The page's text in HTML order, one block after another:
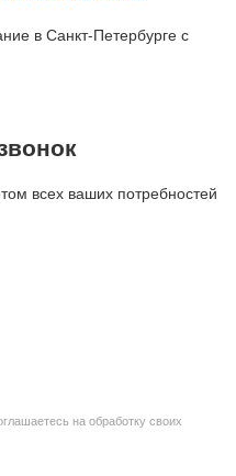
в Санкт-Петербурге с
всех ваших потребностей
на обработку своих